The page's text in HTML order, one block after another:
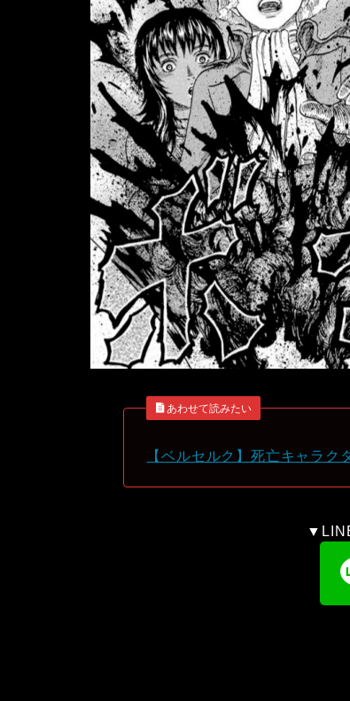
あわせて読みたい
【ベルセルク】死亡キャラク